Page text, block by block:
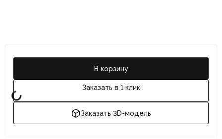
В корзину
Заказать в 1 клик
Заказать 3D-модель